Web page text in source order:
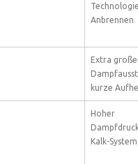
Anbrennen
Extra
kurze
Hoher
Kalk-System